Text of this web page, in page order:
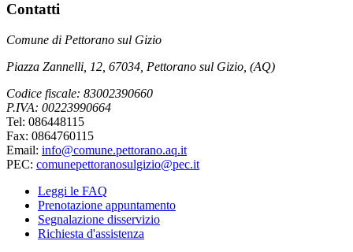
Contatti
Comune di Pettorano sul Gizio
Piazza Zannelli, 12, 67034, Pettorano sul Gizio, (AQ)
Codice fiscale: 83002390660
P.IVA: 00223990664
Tel: 086448115
Fax: 0864760115
Email: info@comune.pettorano.aq.it
PEC: comunepettoranosulgizio@pec.it
Leggi le FAQ
Prenotazione appuntamento
Segnalazione disservizio
Richiesta d'assistenza